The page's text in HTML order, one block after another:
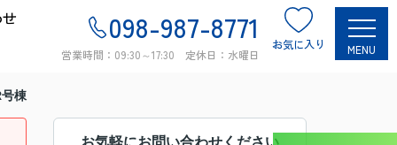
098-987-8771
営業時間：09:30～17:30 定休日：水曜日
お気に入り MENU
棟
お気軽にお問い合わせください